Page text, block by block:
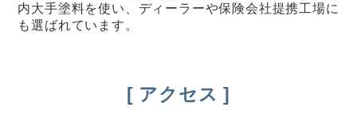
内大手塗料を使い、ディーラーや保険会社提携工場に
も選ばれています。
アクセス